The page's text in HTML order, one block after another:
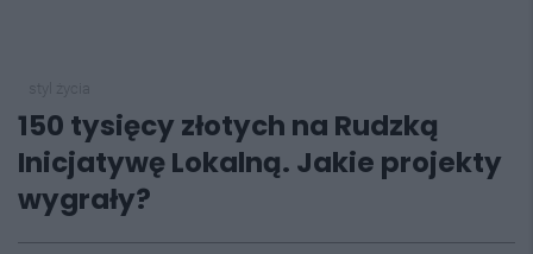
150 tysięcy złotych na Rudzką
Inicjatywę Lokalną. Jakie projekty
wygrały?